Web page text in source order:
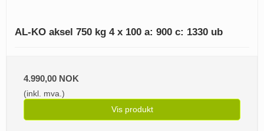
AL-KO aksel 750 kg 4 x 100 a: 900 c: 1330 ub
4.990,00 NOK
(inkl. mva.)
Vis produkt